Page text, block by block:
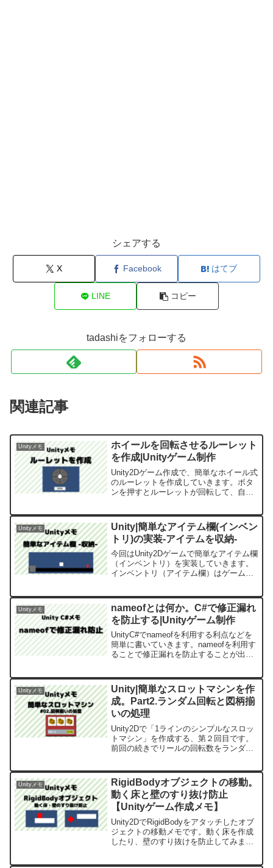
シェアする
X Facebook はてブ
LINE コピー
tadashiをフォローする
関連記事
Unityメモ
ホイールを回転させるルーレット
を作成|Unityゲーム制作
Unity2Dゲーム作成で、簡単なホイール式
のルーレットを作成していきます。ボタ
ンを押すとルーレットが回転して、自動
Unityメモ
Unity|簡単なアイテム欄(インベン
トリ)の実装-アイテムを収納-
今回はUnity2Dゲームで簡単なアイテム欄
（インベントリ）を実装していきます。
インベントリ（アイテム欄）はゲームに
ルな仕組みで実装」をするPart1です。は
じめに「U...
Unityメモ
nameofとは何か。C#で修正漏れ
を防止する|Unityゲーム制作
UnityC#でnameofを利用する利点などを
簡単に書いていきます。nameofを利用す
ることで修正漏れを防止することが出来
Unityメモ
Unity|簡単なスロットマシンを作
成。Part2.ランダム回転と図柄揃
いの処理
Unity2Dで「1ラインのシンプルなスロッ
トマシン」を作成する、第２回目です。
前回の続きでリールの回転数をランダム
ョンは2022.3.14f1です。Part1で...
Unityメモ
RigidBodyオブジェクトの移動。
動く床と壁のすり抜け防止
【Unityゲーム作成メモ】
Unity2DでRigidBodyをアタッチしたオブ
ジェクトの移動メモです。動く床を作成
したり、壁のすり抜けを防止してみま